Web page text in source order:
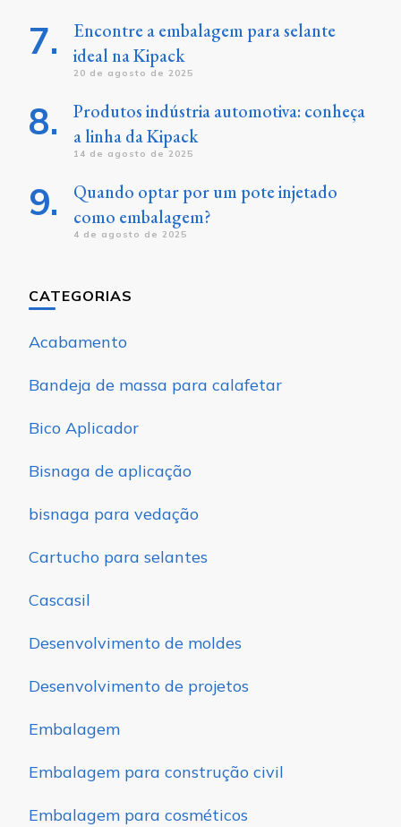
Encontre a embalagem para selante
ideal na Kipack
20 de agosto de 2025
Produtos indústria automotiva: conheça
a linha da Kipack
14 de agosto de 2025
Quando optar por um pote injetado
como embalagem?
4 de agosto de 2025
CATEGORIAS
Acabamento
Bandeja de massa para calafetar
Bico Aplicador
Bisnaga de aplicação
bisnaga para vedação
Cartucho para selantes
Cascasil
Desenvolvimento de moldes
Desenvolvimento de projetos
Embalagem
Embalagem para construção civil
Embalagem para cosméticos